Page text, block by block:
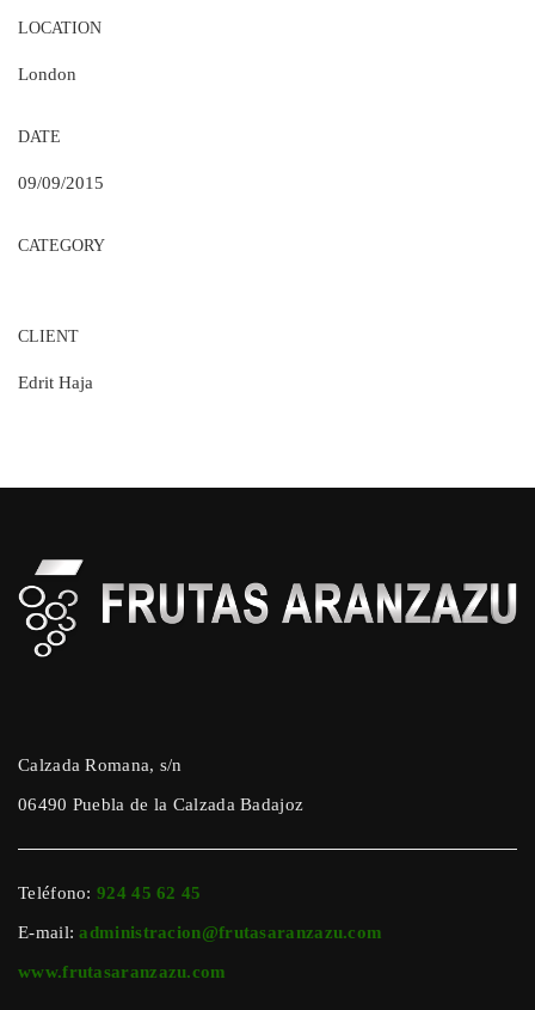
LOCATION
London
DATE
09/09/2015
CATEGORY
CLIENT
Edrit Haja
Calzada Romana, s/n
06490 Puebla de la Calzada Badajoz
Teléfono: 924 45 62 45
E-mail: administracion@frutasaranzazu.com
www.frutasaranzazu.com